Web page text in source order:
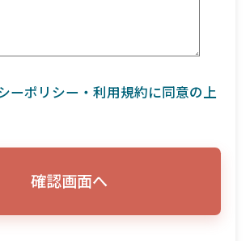
ーポリシー・利用規約に同意の上
確認画面へ